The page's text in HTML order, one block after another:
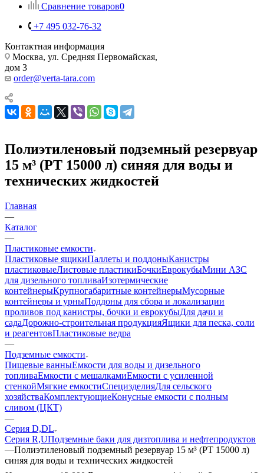
Сравнение товаров0
+7 495 032-76-32
Контактная информация
Москва, ул. Средняя Первомайская,
дом 3
order@verta-tara.com
Полиэтиленовый подземный резервуар
15 м³ (PT 15000 л) синяя для воды и
технических жидкостей
Главная
—
Каталог
—
Пластиковые емкости
Пластиковые ящикиПаллеты и поддоныКанистры
пластиковыеЛистовые пластикиБочкиЕврокубыМини АЗС
для дизельного топливаИзотермические
контейнерыКрупногабаритные контейнерыМусорные
контейнеры и урныПоддоны для сбора и локализации
проливов под канистры, бочки и еврокубыДля дачи и
садаДорожно-строительная продукцияЯщики для песка, соли
и реагентовПластиковые ведра
—
Подземные емкости
Пищевые ванныЕмкости для воды и дизельного
топливаЕмкости с мешалкамиЕмкости с усиленной
стенкойМягкие емкостиСпецизделияДля сельского
хозяйстваКомплектующиеКонусные емкости с полным
сливом (ЦКТ)
—
Серия D,DL
Серия R,UПодземные баки для дизтоплива и нефтепродуктов
—Полиэтиленовый подземный резервуар 15 м³ (PT 15000 л)
синяя для воды и технических жидкостей